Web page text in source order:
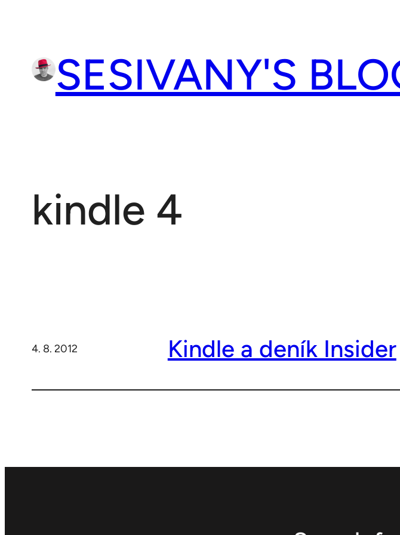
SESIVANY'S
kindle 4
4. 8. 2012 Kindle a deník Insider